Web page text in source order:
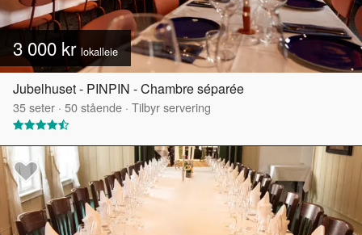
3 000 kr lokalleie
Jubelhuset - PINPIN - Chambre séparée
35seter · 50stående · Tilbyr servering